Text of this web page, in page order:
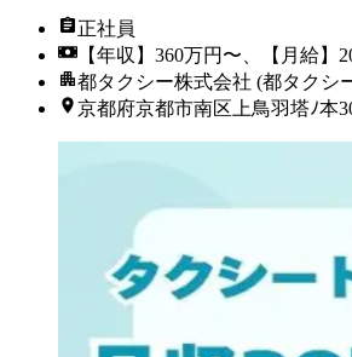
正社員
【年収】360万円〜、【月給】
都タクシー株式会社 (都タクシ
京都府京都市南区上鳥羽塔ﾉ本